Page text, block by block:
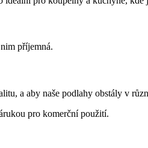
příjemná.
a aby naše podlahy obstály v
pro komerční použití.